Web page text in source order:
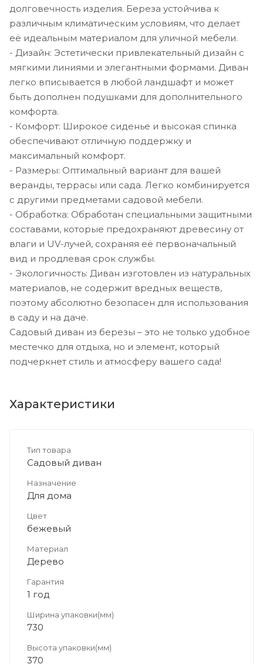
долговечность изделия. Береза устойчива к
различным климатическим условиям, что делает
её идеальным материалом для уличной мебели.
- Дизайн: Эстетически привлекательный дизайн с
мягкими линиями и элегантными формами. Диван
легко вписывается в любой ландшафт и может
быть дополнен подушками для дополнительного
комфорта.
- Комфорт: Широкое сиденье и высокая спинка
обеспечивают отличную поддержку и
максимальный комфорт.
- Размеры: Оптимальный вариант для вашей
веранды, террасы или сада. Легко комбинируется
с другими предметами садовой мебели.
- Обработка: Обработан специальными защитными
составами, которые предохраняют древесину от
влаги и UV-лучей, сохраняя её первоначальный
вид и продлевая срок службы.
- Экологичность: Диван изготовлен из натуральных
материалов, не содержит вредных веществ,
поэтому абсолютно безопасен для использования
в саду и на даче.
Садовый диван из березы – это не только удобное
местечко для отдыха, но и элемент, который
подчеркнет стиль и атмосферу вашего сада!
Характеристики
Тип товара
Садовый диван
Назначение
Для дома
Цвет
бежевый
Материал
Дерево
Гарантия
1 год
Ширина упаковки(мм)
730
Высота упаковки(мм)
370